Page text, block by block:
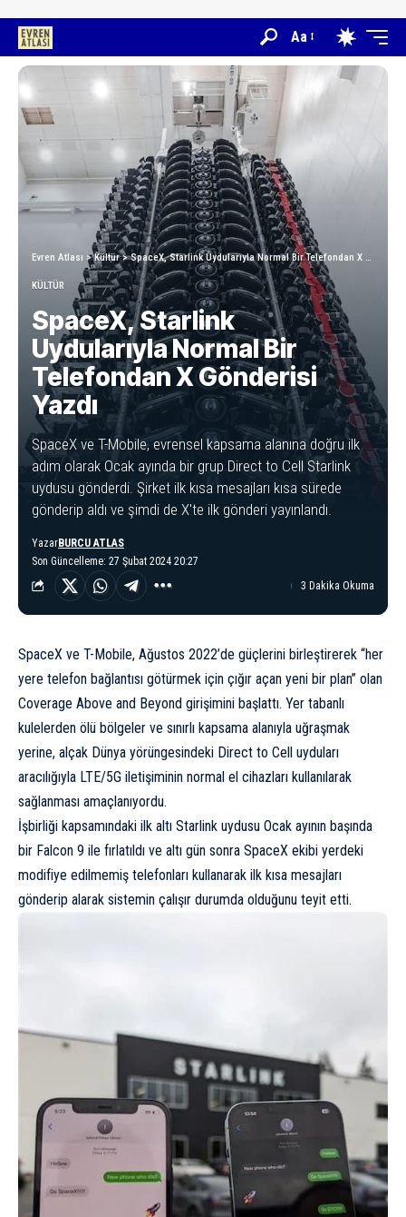
Aa
Evren Atlası >Kültür>SpaceX, Starlink Uydularıyla Normal Bir Telefondan X Gönderisi Yazdı
KÜLTÜR
SpaceX, Starlink
Uydularıyla Normal Bir
Telefondan X Gönderisi
Yazdı
SpaceX ve T-Mobile, evrensel kapsama alanına doğru ilk
adım olarak Ocak ayında bir grup Direct to Cell Starlink
uydusu gönderdi. Şirket ilk kısa mesajları kısa sürede
gönderip aldı ve şimdi de X'te ilk gönderi yayınlandı.
Son Güncelleme: 27 Şubat 2024 20:27
YazarBURCU ATLAS
3 Dakika Okuma
SpaceX ve T-Mobile, Ağustos 2022’de güçlerini birleştirerek “her
yere telefon bağlantısı götürmek için çığır açan yeni bir plan” olan
Coverage Above and Beyond girişimini başlattı. Yer tabanlı
kulelerden ölü bölgeler ve sınırlı kapsama alanıyla uğraşmak
yerine, alçak Dünya yörüngesindeki Direct to Cell uyduları
aracılığıyla LTE/5G iletişiminin normal el cihazları kullanılarak
sağlanması amaçlanıyordu.
İşbirliği kapsamındaki ilk altı Starlink uydusu Ocak ayının başında
bir Falcon 9 ile fırlatıldı ve altı gün sonra SpaceX ekibi yerdeki
modifiye edilmemiş telefonları kullanarak ilk kısa mesajları
gönderip alarak sistemin çalışır durumda olduğunu teyit etti.